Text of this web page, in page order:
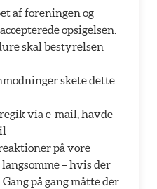
af foreningen og
opsigelsen.
skal bestyrelsen
skete dette
via e-mail, havde
på vore
– hvis der
på gang måtte der